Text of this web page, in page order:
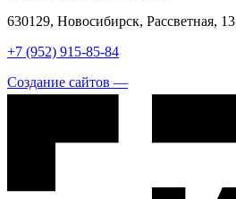
630129, Новосибирск, Рассветная, 13
+7 (952) 915-85-84
Создание сайтов —